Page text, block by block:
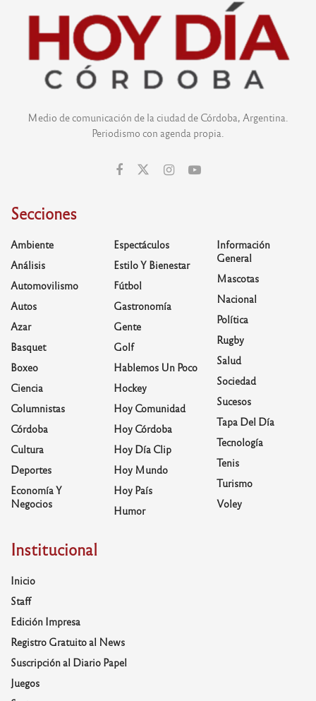
Medio de comunicación de la ciudad de Córdoba, Argentina.
Periodismo con agenda propia.
Secciones
Ambiente
Análisis
Automovilismo
Autos
Azar
Basquet
Boxeo
Ciencia
Columnistas
Córdoba
Cultura
Deportes
Economía Y
Negocios
Espectáculos
Estilo Y Bienestar
Fútbol
Gastronomía
Gente
Golf
Hablemos Un Poco
Hockey
Hoy Comunidad
Hoy Córdoba
Hoy Día Clip
Hoy Mundo
Hoy País
Humor
Información
General
Mascotas
Nacional
Política
Rugby
Salud
Sociedad
Sucesos
Tapa Del Día
Tecnología
Tenis
Turismo
Voley
Institucional
Inicio
Staff
Edición Impresa
Registro Gratuito al News
Suscripción al Diario Papel
Juegos